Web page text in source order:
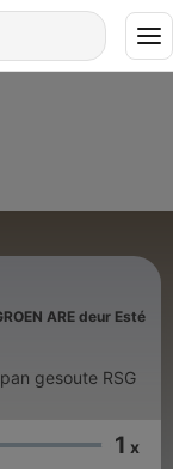
ARE deur Esté
gesoute RSG
1 x